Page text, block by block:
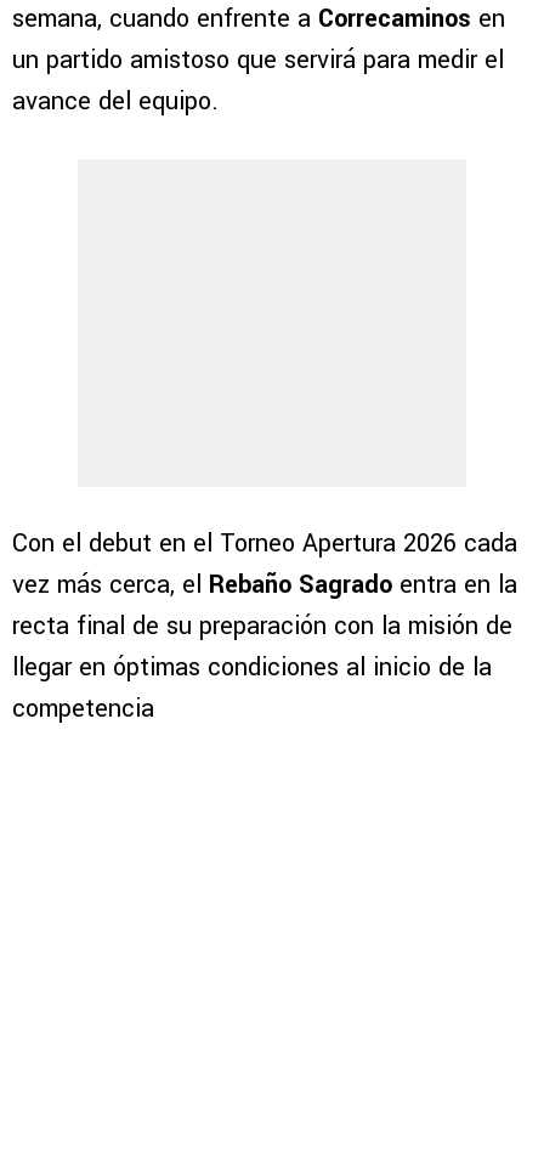
semana, cuando enfrente a Correcaminos en
un partido amistoso que servirá para medir el
avance del equipo.
Con el debut en el Torneo Apertura 2026 cada
vez más cerca, el Rebaño Sagrado entra en la
recta final de su preparación con la misión de
llegar en óptimas condiciones al inicio de la
competencia